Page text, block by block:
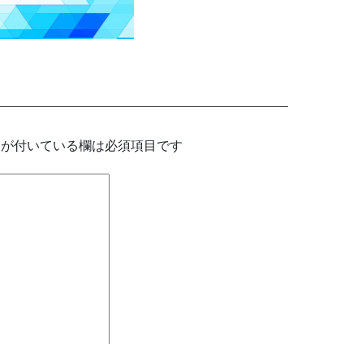
が付いている欄は必須項目です